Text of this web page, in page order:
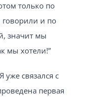
только по
говорили и по
значит мы
мы хотели!”
уже связался с
первая